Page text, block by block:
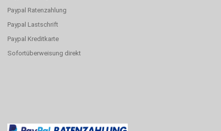
Paypal Ratenzahlung
Paypal Lastschrift
Paypal Kreditkarte
Sofortüberweisung direkt